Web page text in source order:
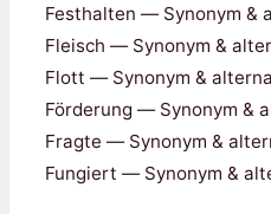
Festhalten — Synonym &
Fleisch — Synonym &
Flott — Synonym &
Förderung — Synonym &
Fragte — Synonym &
Fungiert — Synonym &